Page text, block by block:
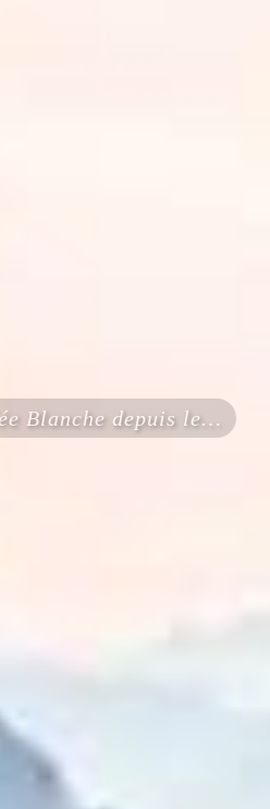
Descente de la Vallée Blanche depuis le Skyway